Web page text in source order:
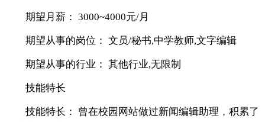
期望月薪： 3000~4000元/月
期望从事的岗位： 文员/秘书,中学教师,文字编辑
期望从事的行业： 其他行业,无限制
技能特长
技能特长： 曾在校园网站做过新闻编辑助理，积累了